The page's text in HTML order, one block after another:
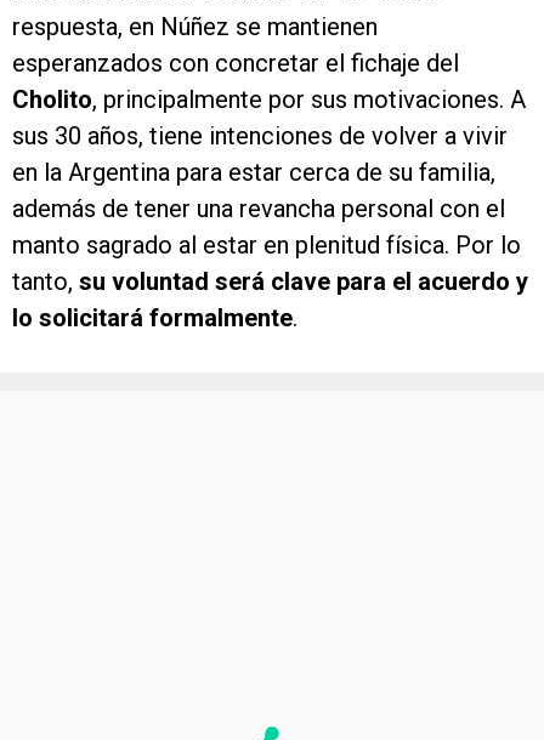
respuesta, en Núñez se mantienen
esperanzados con concretar el fichaje del
Cholito, principalmente por sus motivaciones. A
sus 30 años, tiene intenciones de volver a vivir
en la Argentina para estar cerca de su familia,
además de tener una revancha personal con el
manto sagrado al estar en plenitud física. Por lo
tanto, su voluntad será clave para el acuerdo y
lo solicitará formalmente.